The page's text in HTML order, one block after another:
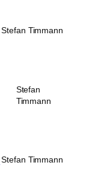
Stefan Timmann
Stefan
Timmann
Stefan Timmann